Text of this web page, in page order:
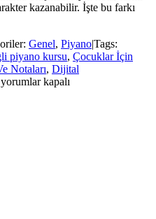
kazanabilir. İşte bu farkı
Genel, Piyano|Tags:
piyano kursu, Çocuklar İçin
Notaları, Dijital
yorumlar kapalı